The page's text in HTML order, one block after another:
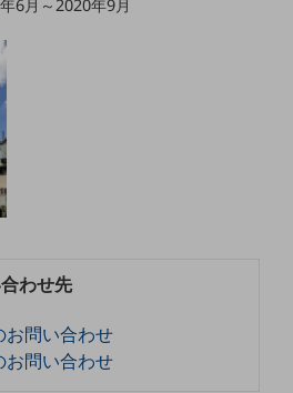
6月～2020年9月
わせ先
お問い合わせ
お問い合わせ